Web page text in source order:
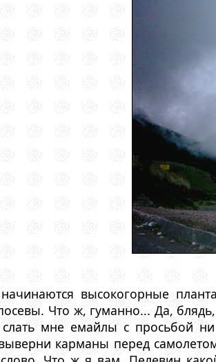
высокогорные
Что ж, гуманно... Да,
слать мне емайлы с просьбой
карманы перед